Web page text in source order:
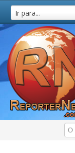
Ir para...